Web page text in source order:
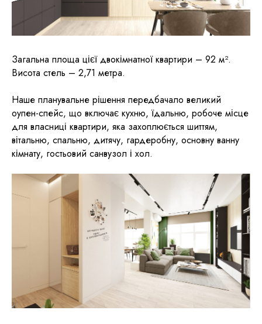
Загальна площа цієї двокімнатної квартири – 92 м².
Висота стель – 2,71 метра.
Наше планувальне рішення передбачало великий
оупен-спейс, що включає кухню, їдальню, робоче місце
для власниці квартири, яка захоплюється шиттям,
вітальню, спальню, дитячу, гардеробну, основну ванну
кімнату, гостьовий санвузол і хол.